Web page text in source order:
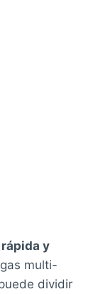
y
multi-
dividir